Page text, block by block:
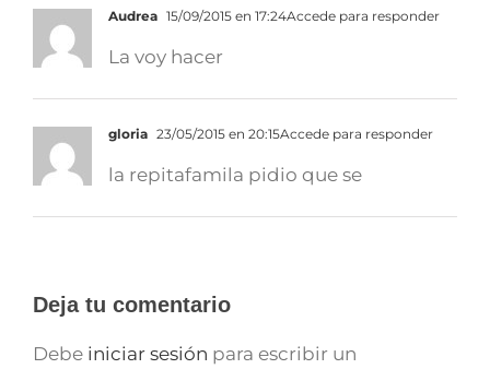
Audrea 15/09/2015 en 17:24Accede para responder
La voy hacer
gloria 23/05/2015 en 20:15Accede para responder
la repitafamila pidio que se
Deja tu comentario
Debe iniciar sesión para escribir un